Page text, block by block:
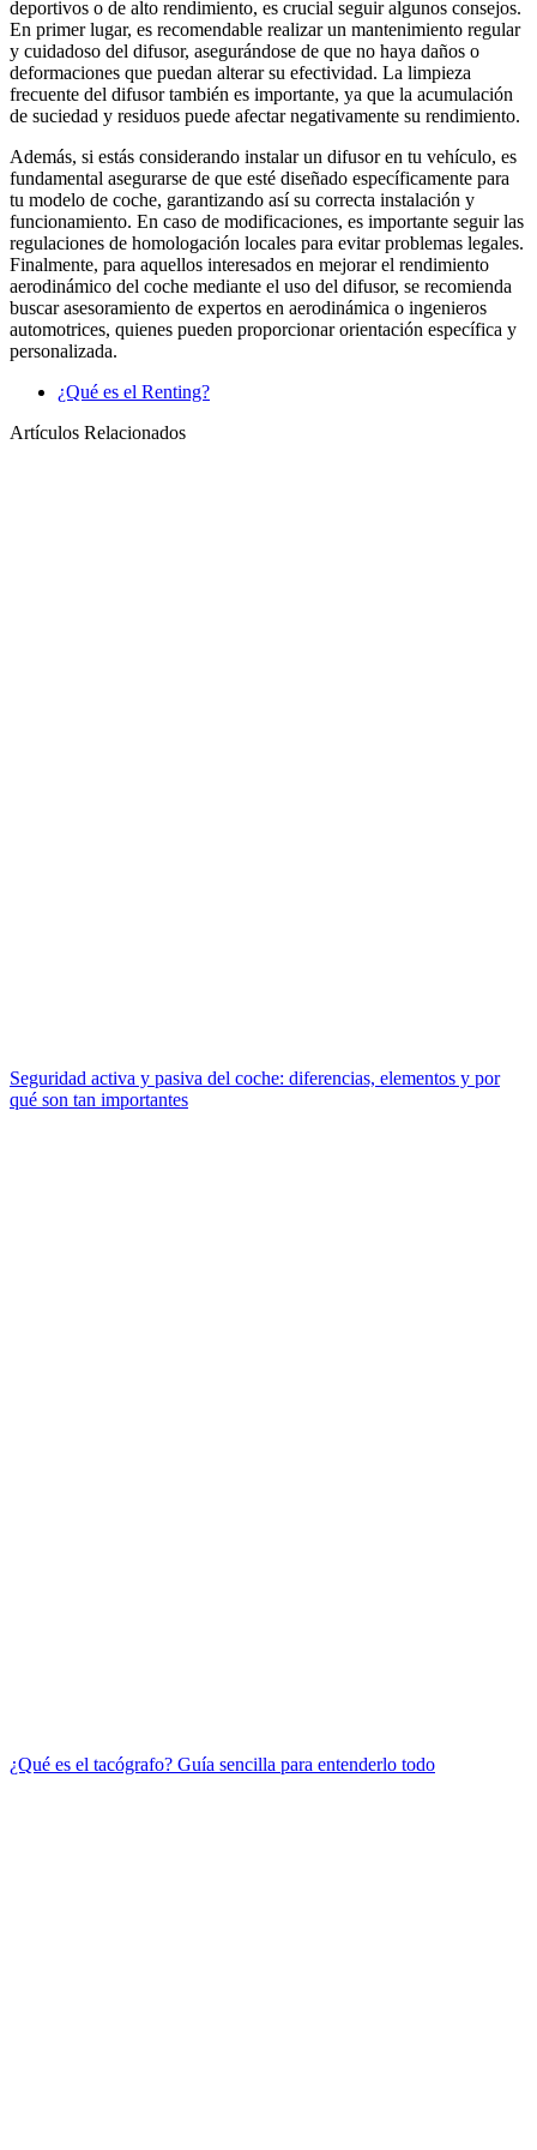
deportivos o de alto rendimiento, es crucial seguir algunos consejos.
En primer lugar, es recomendable realizar un mantenimiento regular
y cuidadoso del difusor, asegurándose de que no haya daños o
deformaciones que puedan alterar su efectividad. La limpieza
frecuente del difusor también es importante, ya que la acumulación
de suciedad y residuos puede afectar negativamente su rendimiento.
Además, si estás considerando instalar un difusor en tu vehículo, es
fundamental asegurarse de que esté diseñado específicamente para
tu modelo de coche, garantizando así su correcta instalación y
funcionamiento. En caso de modificaciones, es importante seguir las
regulaciones de homologación locales para evitar problemas legales.
Finalmente, para aquellos interesados en mejorar el rendimiento
aerodinámico del coche mediante el uso del difusor, se recomienda
buscar asesoramiento de expertos en aerodinámica o ingenieros
automotrices, quienes pueden proporcionar orientación específica y
personalizada.
¿Qué es el Renting?
Artículos Relacionados
Seguridad activa y pasiva del coche: diferencias, elementos y por
qué son tan importantes
¿Qué es el tacógrafo? Guía sencilla para entenderlo todo